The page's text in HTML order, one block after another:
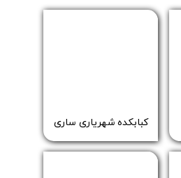
کبابکده شهریاری ساری